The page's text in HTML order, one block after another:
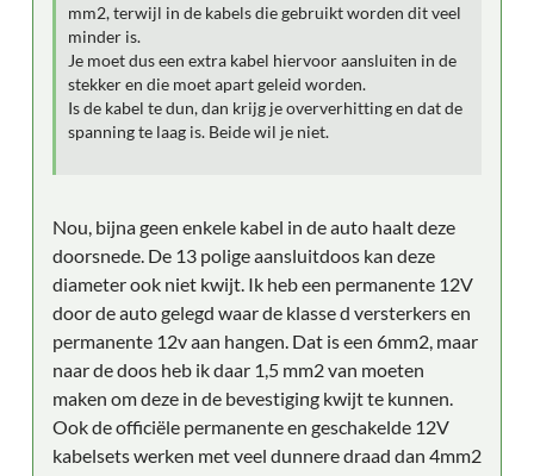
mm2, terwijl in de kabels die gebruikt worden dit veel
minder is.
Je moet dus een extra kabel hiervoor aansluiten in de
stekker en die moet apart geleid worden.
Is de kabel te dun, dan krijg je oververhitting en dat de
spanning te laag is. Beide wil je niet.
Nou, bijna geen enkele kabel in de auto haalt deze
doorsnede. De 13 polige aansluitdoos kan deze
diameter ook niet kwijt. Ik heb een permanente 12V
door de auto gelegd waar de klasse d versterkers en
permanente 12v aan hangen. Dat is een 6mm2, maar
naar de doos heb ik daar 1,5 mm2 van moeten
maken om deze in de bevestiging kwijt te kunnen.
Ook de officiële permanente en geschakelde 12V
kabelsets werken met veel dunnere draad dan 4mm2